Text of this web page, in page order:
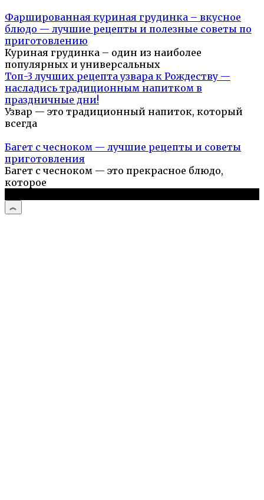
Фаршированная куриная грудинка – вкусное
блюдо — лучшие рецепты и полезные советы по
приготовлению
Куриная грудинка – один из наиболее
популярных и универсальных
Топ-3 лучших рецепта узвара к Рождеству —
насладись традиционным напитком в
праздничные дни!
Узвар — это традиционный напиток, который
всегда
Багет с чесноком — лучшие рецепты и советы
приготовления
Багет с чесноком — это прекрасное блюдо,
которое